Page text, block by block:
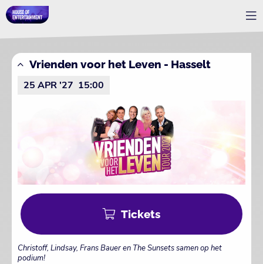
Vrienden voor het Leven - Hasselt
25 APR '27 15:00
Tickets
Christoff, Lindsay, Frans Bauer en The Sunsets samen op het
podium!